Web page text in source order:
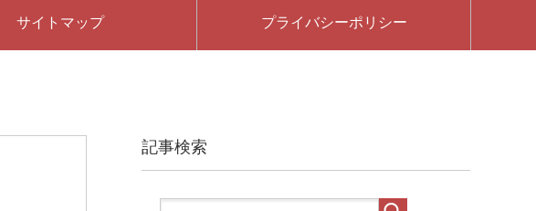
サイトマップ プライバシーポリシー
記事検索